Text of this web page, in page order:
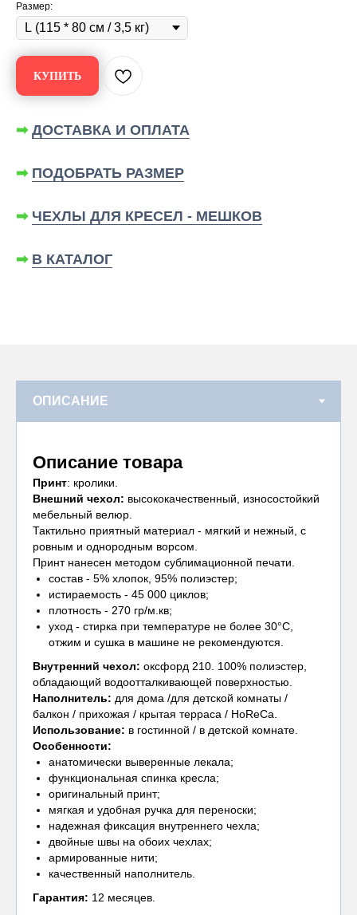
Размер:
КУПИТЬ
➡ ДОСТАВКА И ОПЛАТА
➡ ПОДОБРАТЬ РАЗМЕР
➡ ЧЕХЛЫ ДЛЯ КРЕСЕЛ - МЕШКОВ
➡ В КАТАЛОГ
Описание товара
Принт: кролики.
Внешний чехол: высококачественный, износостойкий
мебельный велюр.
Тактильно приятный материал - мягкий и нежный, с
ровным и однородным ворсом.
Принт нанесен методом сублимационной печати.
состав - 5% хлопок, 95% полиэстер;
истираемость - 45 000 циклов;
плотность - 270 гр/м.кв;
уход - стирка при температуре не более 30°С,
отжим и сушка в машине не рекомендуются.
Внутренний чехол: оксфорд 210. 100% полиэстер,
обладающий водоотталкивающей поверхностью.
Наполнитель: для дома /для детской комнаты /
балкон / прихожая / крытая терраса / HoReCa.
Использование: в гостинной / в детской комнате.
Особенности:
анатомически выверенные лекала;
функциональная спинка кресла;
оригинальный принт;
мягкая и удобная ручка для переноски;
надежная фиксация внутреннего чехла;
двойные швы на обоих чехлах;
армированные нити;
качественный наполнитель.
Гарантия: 12 месяцев.